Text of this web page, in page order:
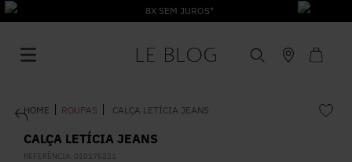
8X SEM JUROS*
ROUPAS CALÇA LETÍCIA JEANS
CALÇA LETÍCIA JEANS
REFERÊNCIA: 010176221